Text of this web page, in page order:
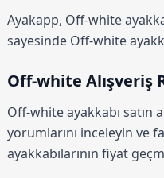
Ayakapp, Off-white
sayesinde Off-white
Off-white Alışveriş
Off-white ayakkabı
yorumlarını inceleyin ve
ayakkabılarının fiyat